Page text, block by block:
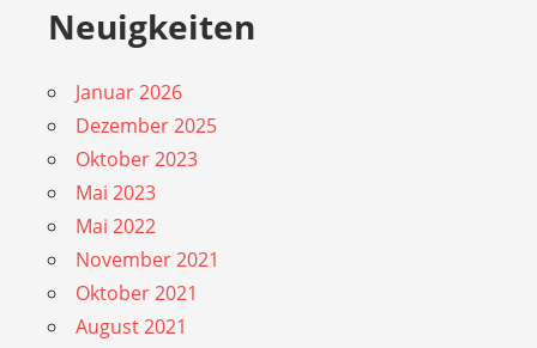
Neuigkeiten
Januar 2026
Dezember 2025
Oktober 2023
Mai 2023
Mai 2022
November 2021
Oktober 2021
August 2021